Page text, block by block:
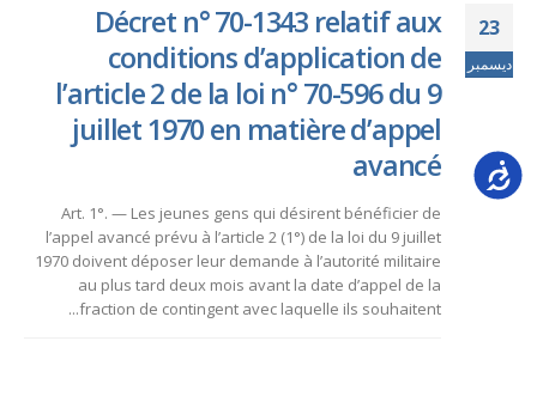
23
ديسمبر
Décret n° 70-1343 relatif aux
conditions d’application de
l’article 2 de la loi n° 70-596 du 9
juillet 1970 en matière d’appel
avancé
Art. 1°. — Les jeunes gens qui désirent bénéficier de
l’appel avancé prévu à l’article 2 (1°) de la loi du 9 juillet
1970 doivent déposer leur demande à l’autorité militaire
au plus tard deux mois avant la date d’appel de la
fraction de contingent avec laquelle ils souhaitent...